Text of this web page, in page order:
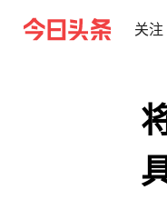
关注